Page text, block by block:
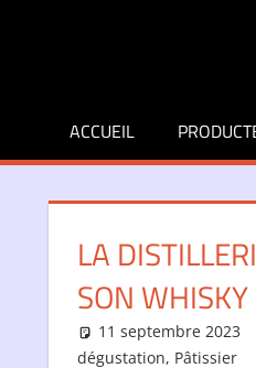
ACCUEIL
LA
SON WHISKY
11 septembre 2023
dégustation, Pâtissier